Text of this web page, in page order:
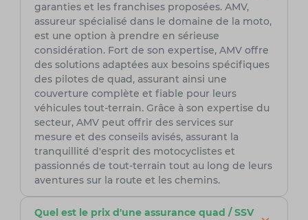
garanties et les franchises proposées. AMV,
assureur spécialisé dans le domaine de la moto,
est une option à prendre en sérieuse
considération. Fort de son expertise, AMV offre
des solutions adaptées aux besoins spécifiques
des pilotes de quad, assurant ainsi une
couverture complète et fiable pour leurs
véhicules tout-terrain. Grâce à son expertise du
secteur, AMV peut offrir des services sur
mesure et des conseils avisés, assurant la
tranquillité d'esprit des motocyclistes et
passionnés de tout-terrain tout au long de leurs
aventures sur la route et les chemins.
Quel est le prix d'une assurance quad / SSV